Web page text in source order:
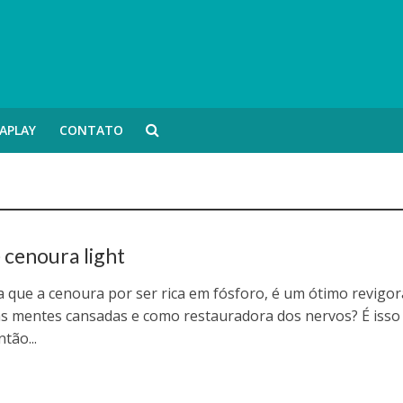
CONTATO
cenoura light
que a cenoura por ser rica em fósforo, é um ótimo
mentes cansadas e como restauradora dos nervos? É isso